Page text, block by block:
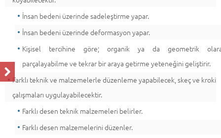
İnsan bedeni üzerinde sadeleştirme yapar.
İnsan bedeni üzerinde deformasyon yapar.
Kişisel tercihine göre; organik ya da geometrik
parçalayabilme ve tekrar bir araya getirme yeteneğini geliştirir.
Farklı teknik ve malzemelerle düzenleme yapabilecek, skeç ve kroki
çalışmaları uygulayabilecektir.
Farklı desen teknik malzemeleri belirler.
Farklı desen malzemelerini düzenler.